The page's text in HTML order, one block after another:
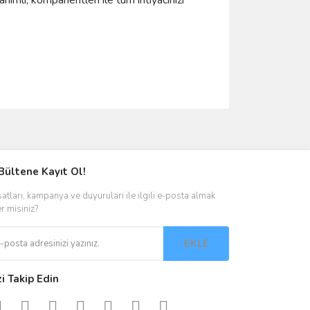
Kayıt Ol!
kampanya ve duyuruları ile ilgili e-posta almak
misiniz?
EKLE
Takip Edin